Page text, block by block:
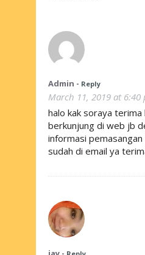
Admin - Reply
March 11, 2019 at 6:40
halo kak soraya terima
berkunjung di web jb
informasi pemasangan
sudah di email ya
Reply